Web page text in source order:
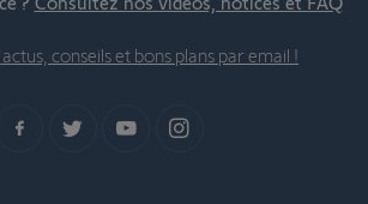
conseils et bons plans par email !